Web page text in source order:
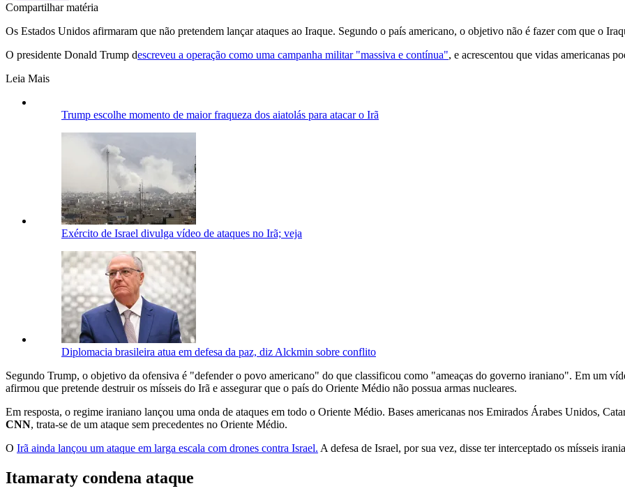
Compartilhar matéria
Os Estados Unidos afirmaram que não pretendem lançar ataques ao Iraque. Segundo o país americano, o objetivo não é fazer com que o
O presidente Donald Trump descreveu a operação como uma campanha militar "massiva e contínua", e acrescentou que vidas americanas
Leia Mais
Trump escolhe momento de maior fraqueza dos aiatolás para atacar o Irã
Exército de Israel divulga vídeo de ataques no Irã; veja
Diplomacia brasileira atua em defesa da paz, diz Alckmin sobre conflito
Segundo Trump, o objetivo da ofensiva é "defender o povo americano" do que classificou como "ameaças do governo iraniano". Em um
afirmou que pretende destruir os mísseis do Irã e assegurar que o país do Oriente Médio não possua armas nucleares.
Em resposta, o regime iraniano lançou uma onda de ataques em todo o Oriente Médio. Bases americanas nos Emirados Árabes Unidos,
CNN, trata-se de um ataque sem precedentes no Oriente Médio.
O Irã ainda lançou um ataque em larga escala com drones contra Israel. A defesa de Israel, por sua vez, disse ter interceptado os mísseis
Itamaraty condena ataque